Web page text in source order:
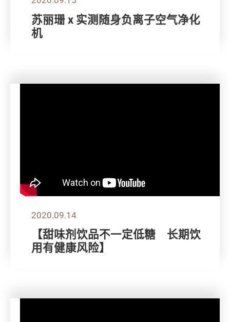
苏丽珊 x 实测随身负离子空气净化
机
2020.09.14
【甜味剂饮品不一定低糖 长期饮
用有健康风险】